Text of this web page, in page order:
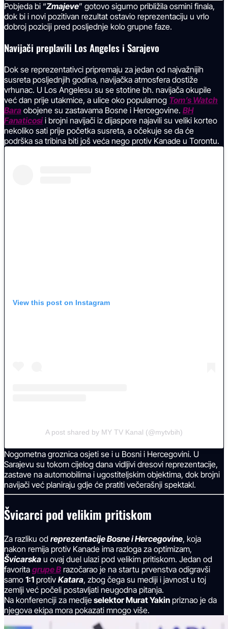
Pobjeda bi “Zmajeve” gotovo sigurno približila osmini finala,
dok bi i novi pozitivan rezultat ostavio reprezentaciju u vrlo
dobroj poziciji pred posljednje kolo grupne faze.
Navijači preplavili Los Angeles i Sarajevo
Dok se reprezentativci pripremaju za jedan od najvažnijih
susreta posljednjih godina, navijačka atmosfera dostiže
vrhunac. U Los Angelesu su se stotine bh. navijača okupile
već dan prije utakmice, a ulice oko popularnog Tom’s Watch
Bara obojene su zastavama Bosne i Hercegovine. BH
Fanaticosii brojni navijači iz dijaspore najavili su veliki korteo
nekoliko sati prije početka susreta, a očekuje se da će
podrška sa tribina biti još veća nego protiv Kanade u Torontu.
View this post on Instagram
A post shared by MY TV Kanal (@mytvbih)
Nogometna groznica osjeti se i u Bosni i Hercegovini. U
Sarajevu su tokom cijelog dana vidljivi dresovi reprezentacije,
zastave na automobilima i ugostiteljskim objektima, dok brojni
navijači već planiraju gdje će pratiti večerašnji spektakl.
Švicarci pod velikim pritiskom
Za razliku od reprezentacije Bosne i Hercegovine, koja
nakon remija protiv Kanade ima razloga za optimizam,
Švicarska u ovaj duel ulazi pod velikim pritiskom. Jedan od
favorita grupe B razočarao je na startu prvenstva odigravši
samo 1:1 protiv Katara, zbog čega su mediji i javnost u toj
zemlji već počeli postavljati neugodna pitanja.
Na konferenciji za medijeselektor Murat Yakin priznao je da
njegova ekipa mora pokazati mnogo više.